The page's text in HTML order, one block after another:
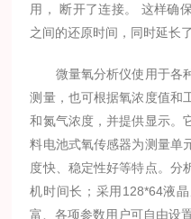
用， 断开了连接。 这样确
之间的还原时间，同时延长
微量氧分析仪使用于各种
测量，也可根据氧浓度值和
和氮气浓度，并提供显示。
料电池式氧传感器为测量单
度快、稳定性好等特点。分
机时间长；采用128*64液
富、各项参数用户可自由设